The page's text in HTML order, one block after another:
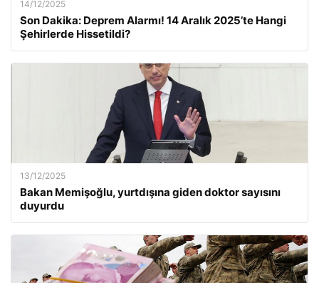
14/12/2025
Son Dakika: Deprem Alarmı! 14 Aralık 2025’te Hangi
Şehirlerde Hissetildi?
13/12/2025
Bakan Memişoğlu, yurtdışına giden doktor sayısını
duyurdu